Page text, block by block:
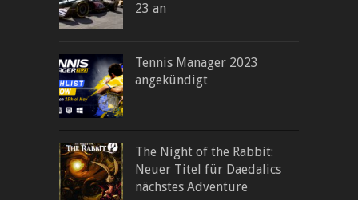
23 an
Tennis Manager 2023
angekündigt
The Night of the Rabbit:
Neuer Titel für Daedalics
nächstes Adventure